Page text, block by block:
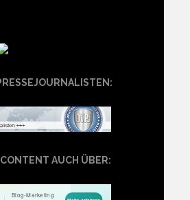
AUCH ÜBER: